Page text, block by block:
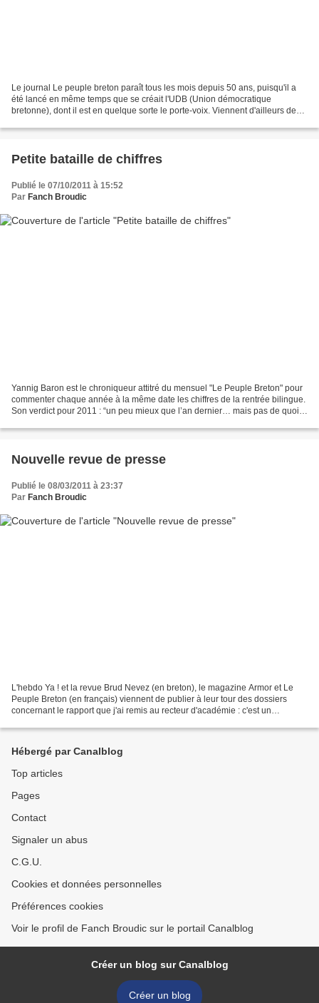
Le journal Le peuple breton paraît tous les mois depuis 50 ans, puisqu'il a
été lancé en même temps que se créait l'UDB (Union démocratique
bretonne), dont il est en quelque sorte le porte-voix. Viennent d'ailleurs de
Petite bataille de chiffres
Publié le 07/10/2011 à 15:52
Par Fanch Broudic
Yannig Baron est le chroniqueur attitré du mensuel "Le Peuple Breton" pour
commenter chaque année à la même date les chiffres de la rentrée bilingue.
Son verdict pour 2011 : “un peu mieux que l’an dernier… mais pas de quoi
Nouvelle revue de presse
Publié le 08/03/2011 à 23:37
Par Fanch Broudic
L'hebdo Ya ! et la revue Brud Nevez (en breton), le magazine Armor et Le
Peuple Breton (en français) viennent de publier à leur tour des dossiers
concernant le rapport que j'ai remis au recteur d'académie : c'est un
Hébergé par Canalblog
Top articles
Pages
Contact
Signaler un abus
C.G.U.
Cookies et données personnelles
Préférences cookies
Voir le profil de Fanch Broudic sur le portail Canalblog
Créer un blog sur Canalblog
Créer un blog